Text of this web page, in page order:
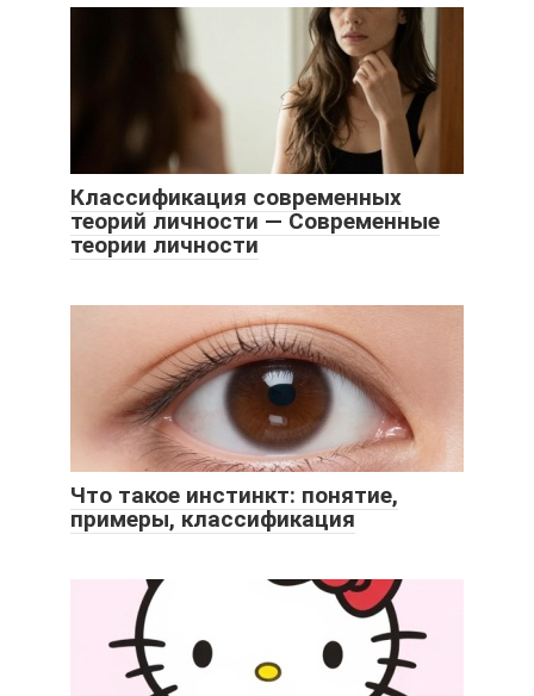
Классификация современных
теорий личности — Современные
теории личности
Что такое инстинкт: понятие,
примеры, классификация